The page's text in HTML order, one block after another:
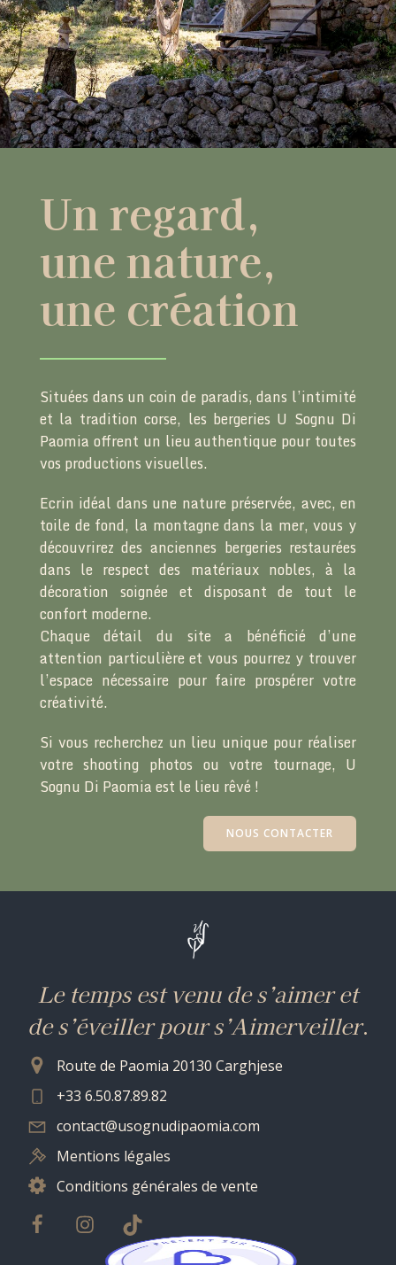
Un regard,
une nature,
une création
Situées dans un coin de paradis, dans l’intimité
et la tradition corse, les bergeries U Sognu Di
Paomia offrent un lieu authentique pour toutes
vos productions visuelles.
Ecrin idéal dans une nature préservée, avec, en
toile de fond, la montagne dans la mer, vous y
découvrirez des anciennes bergeries restaurées
dans le respect des matériaux nobles, à la
décoration soignée et disposant de tout le
confort moderne.
Chaque détail du site a bénéficié d’une
attention particulière et vous pourrez y trouver
l’espace nécessaire pour faire prospérer votre
créativité.
Si vous recherchez un lieu unique pour réaliser
votre shooting photos ou votre tournage, U
Sognu Di Paomia est le lieu rêvé !
NOUS CONTACTER
Le temps est venu de s’aimer et
de s’éveiller pour s’Aimerveiller.
Route de Paomia 20130 Carghjese
+33 6.50.87.89.82
contact@usognudipaomia.com
Mentions légales
Conditions générales de vente